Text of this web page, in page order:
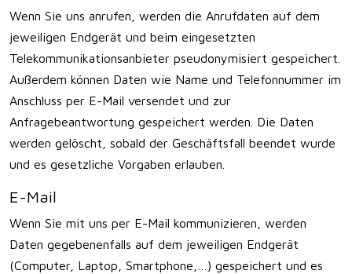
Wenn Sie uns anrufen, werden die Anrufdaten auf dem
jeweiligen Endgerät und beim eingesetzten
Telekommunikationsanbieter pseudonymisiert gespeichert.
Außerdem können Daten wie Name und Telefonnummer im
Anschluss per E-Mail versendet und zur
Anfragebeantwortung gespeichert werden. Die Daten
werden gelöscht, sobald der Geschäftsfall beendet wurde
und es gesetzliche Vorgaben erlauben.
E-Mail
Wenn Sie mit uns per E-Mail kommunizieren, werden
Daten gegebenenfalls auf dem jeweiligen Endgerät
(Computer, Laptop, Smartphone,…) gespeichert und es